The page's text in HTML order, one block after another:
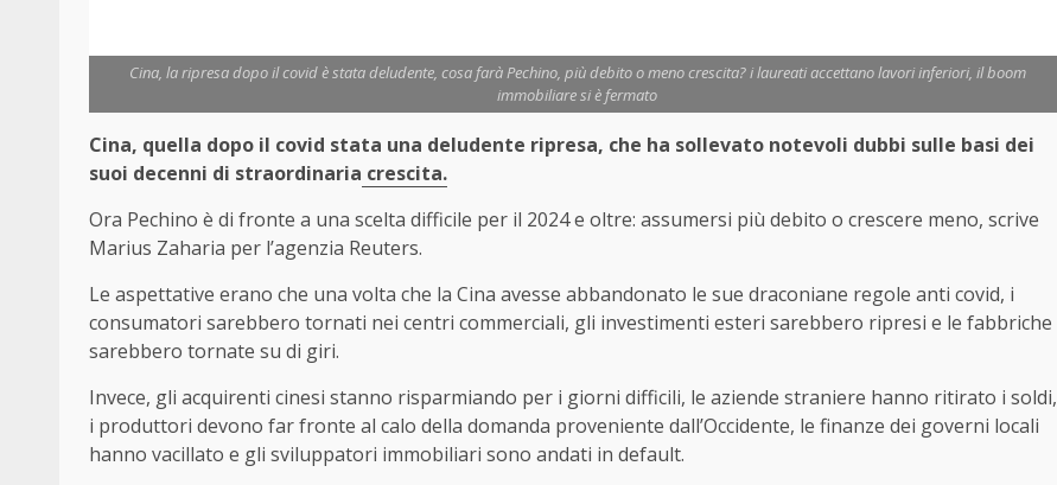
Cina, la ripresa dopo il covid è stata deludente, cosa farà Pechino, più debito o meno crescita? i laureati accettano lavori inferiori, il boom
immobiliare si è fermato
Cina, quella dopo il covid stata una deludente ripresa, che ha sollevato notevoli dubbi sulle basi dei
suoi decenni di straordinaria crescita.
Ora Pechino è di fronte a una scelta difficile per il 2024 e oltre: assumersi più debito o crescere meno, scrive
Marius Zaharia per l’agenzia Reuters.
Le aspettative erano che una volta che la Cina avesse abbandonato le sue draconiane regole anti covid, i
consumatori sarebbero tornati nei centri commerciali, gli investimenti esteri sarebbero ripresi e le fabbriche
sarebbero tornate su di giri.
Invece, gli acquirenti cinesi stanno risparmiando per i giorni difficili, le aziende straniere hanno ritirato i soldi,
i produttori devono far fronte al calo della domanda proveniente dall’Occidente, le finanze dei governi locali
hanno vacillato e gli sviluppatori immobiliari sono andati in default.